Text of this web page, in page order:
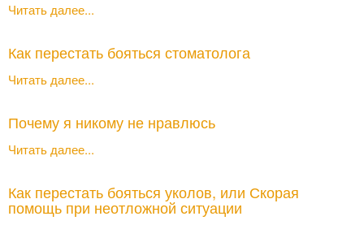
Читать далее...
Как перестать бояться стоматолога
Читать далее...
Почему я никому не нравлюсь
Читать далее...
Как перестать бояться уколов, или Скорая
помощь при неотложной ситуации